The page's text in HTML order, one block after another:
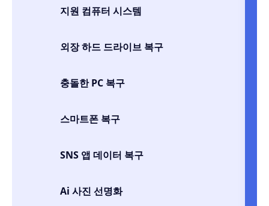
지원 컴퓨터 시스템
외장 하드 드라이브 복구
충돌한 PC 복구
스마트폰 복구
SNS 앱 데이터 복구
Ai 사진 선명화